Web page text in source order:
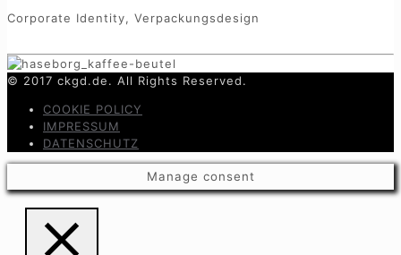
Corporate Identity, Verpackungsdesign
© 2017 ckgd.de. All Rights Reserved.
COOKIE POLICY
IMPRESSUM
DATENSCHUTZ
Manage consent